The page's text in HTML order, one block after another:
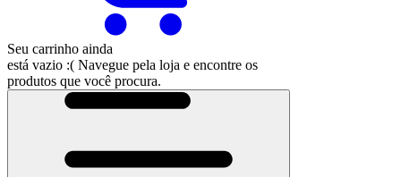
Seu carrinho ainda
está vazio :( Navegue pela loja e encontre os
produtos que você procura.